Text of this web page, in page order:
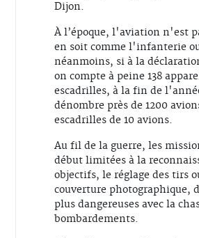
Dijon.
À l’époque, l'aviation n'est
en soit comme l'infanterie
néanmoins, si à la
on compte à peine 138
escadrilles, à la fin de
dénombre près de 1200
escadrilles de 10 avions.
Au fil de la guerre, les
début limitées à la
objectifs, le réglage des tirs
couverture photographique,
plus dangereuses avec la
bombardements.